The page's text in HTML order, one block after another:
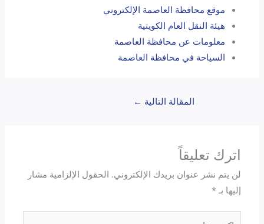
موقع محافظة العاصمة الإلكتروني
هيئة النقل العام الكويتية
معلومات عن محافظة العاصمة
السياحة في محافظة العاصمة
المقالة التالية ←
اترك تعليقاً
لن يتم نشر عنوان بريدك الإلكتروني. الحقول الإلزامية مشار
إليها بـ*